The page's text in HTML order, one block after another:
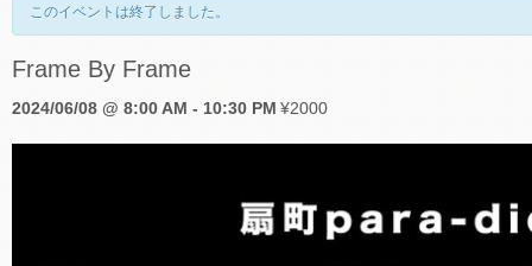
このイベントは終了しました。
Frame By Frame
2024/06/08 @ 8:00 AM - 10:30 PM ¥2000